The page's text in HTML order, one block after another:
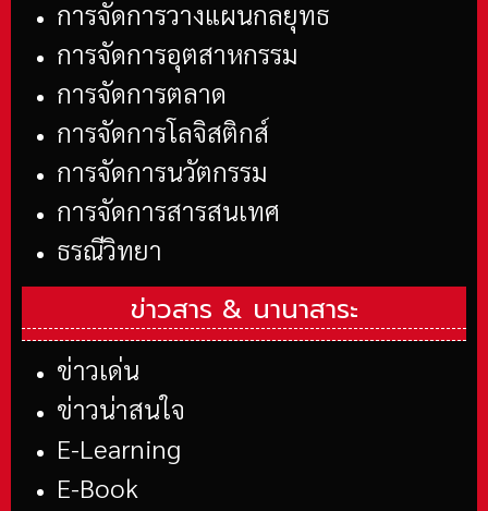
การจัดการวางแผนกลยุทธ
การจัดการอุตสาหกรรม
การจัดการตลาด
การจัดการโลจิสติกส์
การจัดการนวัตกรรม
การจัดการสารสนเทศ
ธรณีวิทยา
ข่าวสาร & นานาสาระ
ข่าวเด่น
ข่าวน่าสนใจ
E-Learning
E-Book